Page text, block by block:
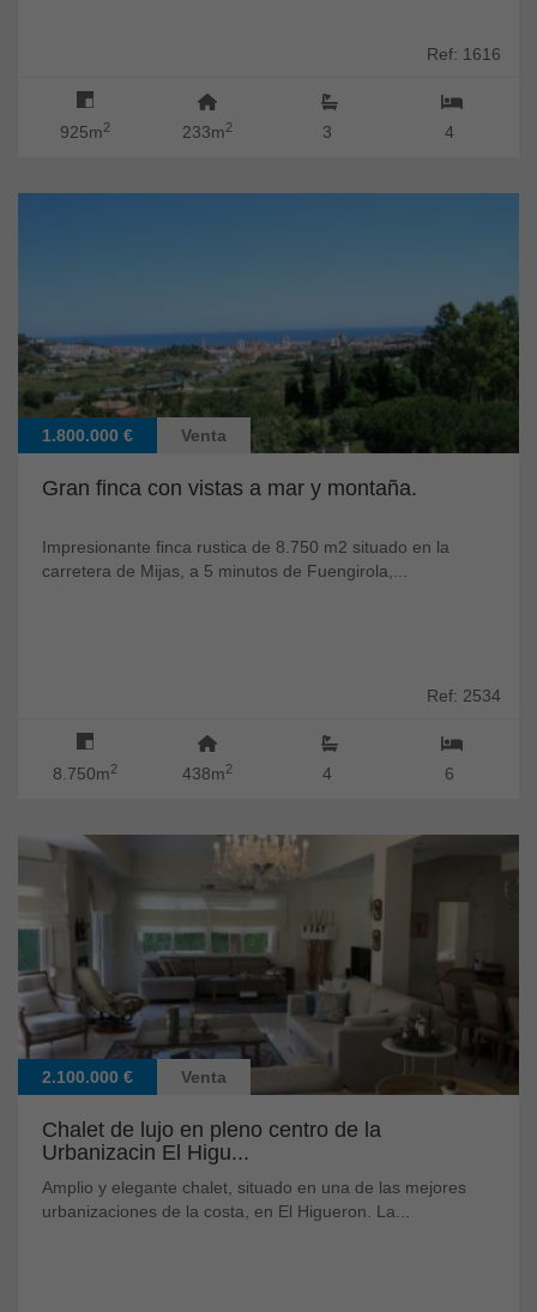
Ref: 1616
925m2 233m2 4
3
1.800.000 € Venta
Gran finca con vistas a mar y montaña.
Impresionante finca rustica de 8.750 m2 situado en la
carretera de Mijas, a 5 minutos de Fuengirola,...
Ref: 2534
8.750m2 438m2 6
4
2.100.000 € Venta
Chalet de lujo en pleno centro de la
Urbanizacin El Higu...
Amplio y elegante chalet, situado en una de las mejores
urbanizaciones de la costa, en El Higueron. La...